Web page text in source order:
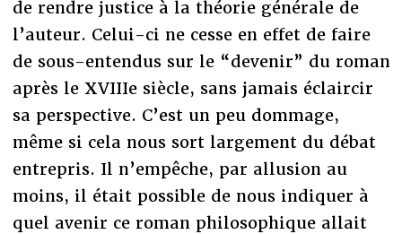
de rendre justice à la théorie générale de
l’auteur. Celui-ci ne cesse en effet de faire
de sous-entendus sur le “devenir” du roman
après le XVIIIe siècle, sans jamais éclaircir
sa perspective. C’est un peu dommage,
même si cela nous sort largement du débat
entrepris. Il n’empêche, par allusion au
moins, il était possible de nous indiquer à
quel avenir ce roman philosophique allait